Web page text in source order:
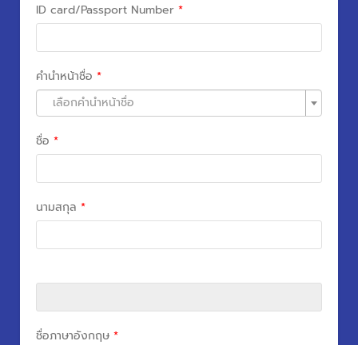
ID card/Passport Number *
คำนำหน้าชื่อ *
เลือกคำนำหน้าชื่อ
ชื่อ *
นามสกุล *
ชื่อภาษาอังกฤษ *